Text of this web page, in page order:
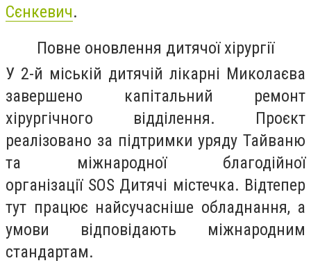
Сєнкевич.
Повне оновлення дитячої хірургії
У 2-й міській дитячій лікарні Миколаєва
завершено капітальний ремонт
хірургічного відділення. Проєкт
реалізовано за підтримки уряду Тайваню
та міжнародної благодійної
організації SOS Дитячі містечка. Відтепер
тут працює найсучасніше обладнання, а
умови відповідають міжнародним
стандартам.